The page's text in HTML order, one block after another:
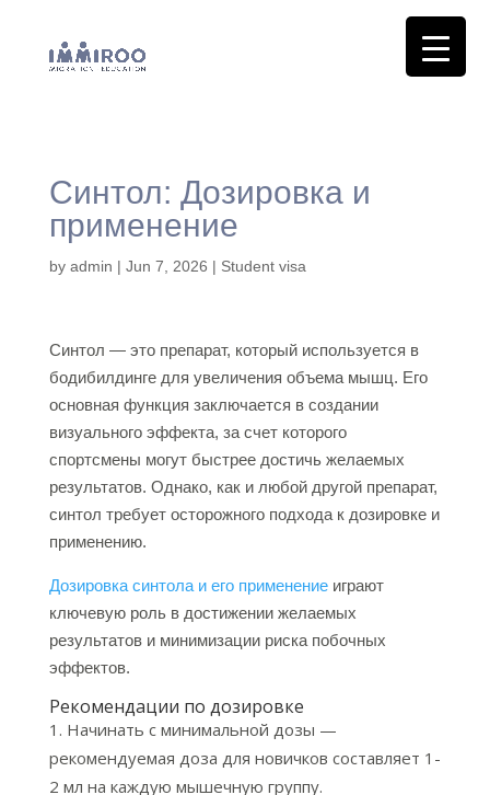
Синтол: Дозировка и
применение
by admin | Jun 7, 2026 | Student visa
Синтол — это препарат, который используется в
бодибилдинге для увеличения объема мышц. Его
основная функция заключается в создании
визуального эффекта, за счет которого
спортсмены могут быстрее достичь желаемых
результатов. Однако, как и любой другой препарат,
синтол требует осторожного подхода к дозировке и
применению.
Дозировка синтола и его применениеиграют
ключевую роль в достижении желаемых
результатов и минимизации риска побочных
эффектов.
Рекомендации по дозировке
Начинать с минимальной дозы —
рекомендуемая доза для новичков составляет 1-
2 мл на каждую мышечную группу.